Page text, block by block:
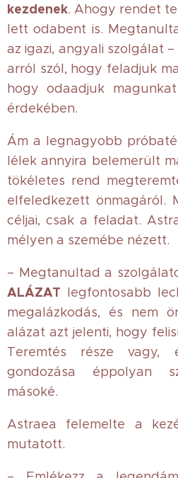
kezdenek. Ahogy rendet
lett odabent is.
az igazi, angyali szolgálat –
arról szól, hogy feladjuk
hogy odaadjuk
érdekében.
Ám a legnagyobb
lélek annyira belemerült
tökéletes rend
elfeledkezett önmagáról.
céljai, csak a feladat.
mélyen a szemébe nézett.
– Megtanultad a
ALÁZAT legfontosabb
megalázkodás, és nem
alázat azt jelenti, hogy
Teremtés része
gondozása éppolyan
másoké.
Astraea felemelte a
mutatott.